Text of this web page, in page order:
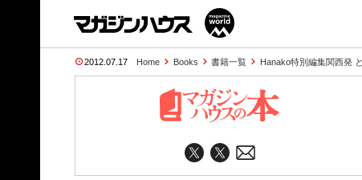
2012.07.17 Home Books 書籍一覧 Hanako特別編集関西発